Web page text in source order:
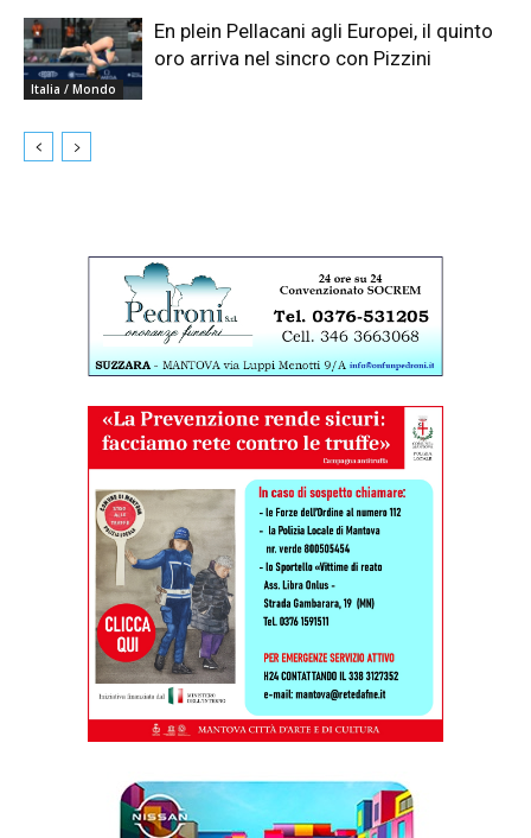
Italia / Mondo
En plein Pellacani agli Europei, il quinto
oro arriva nel sincro con Pizzini